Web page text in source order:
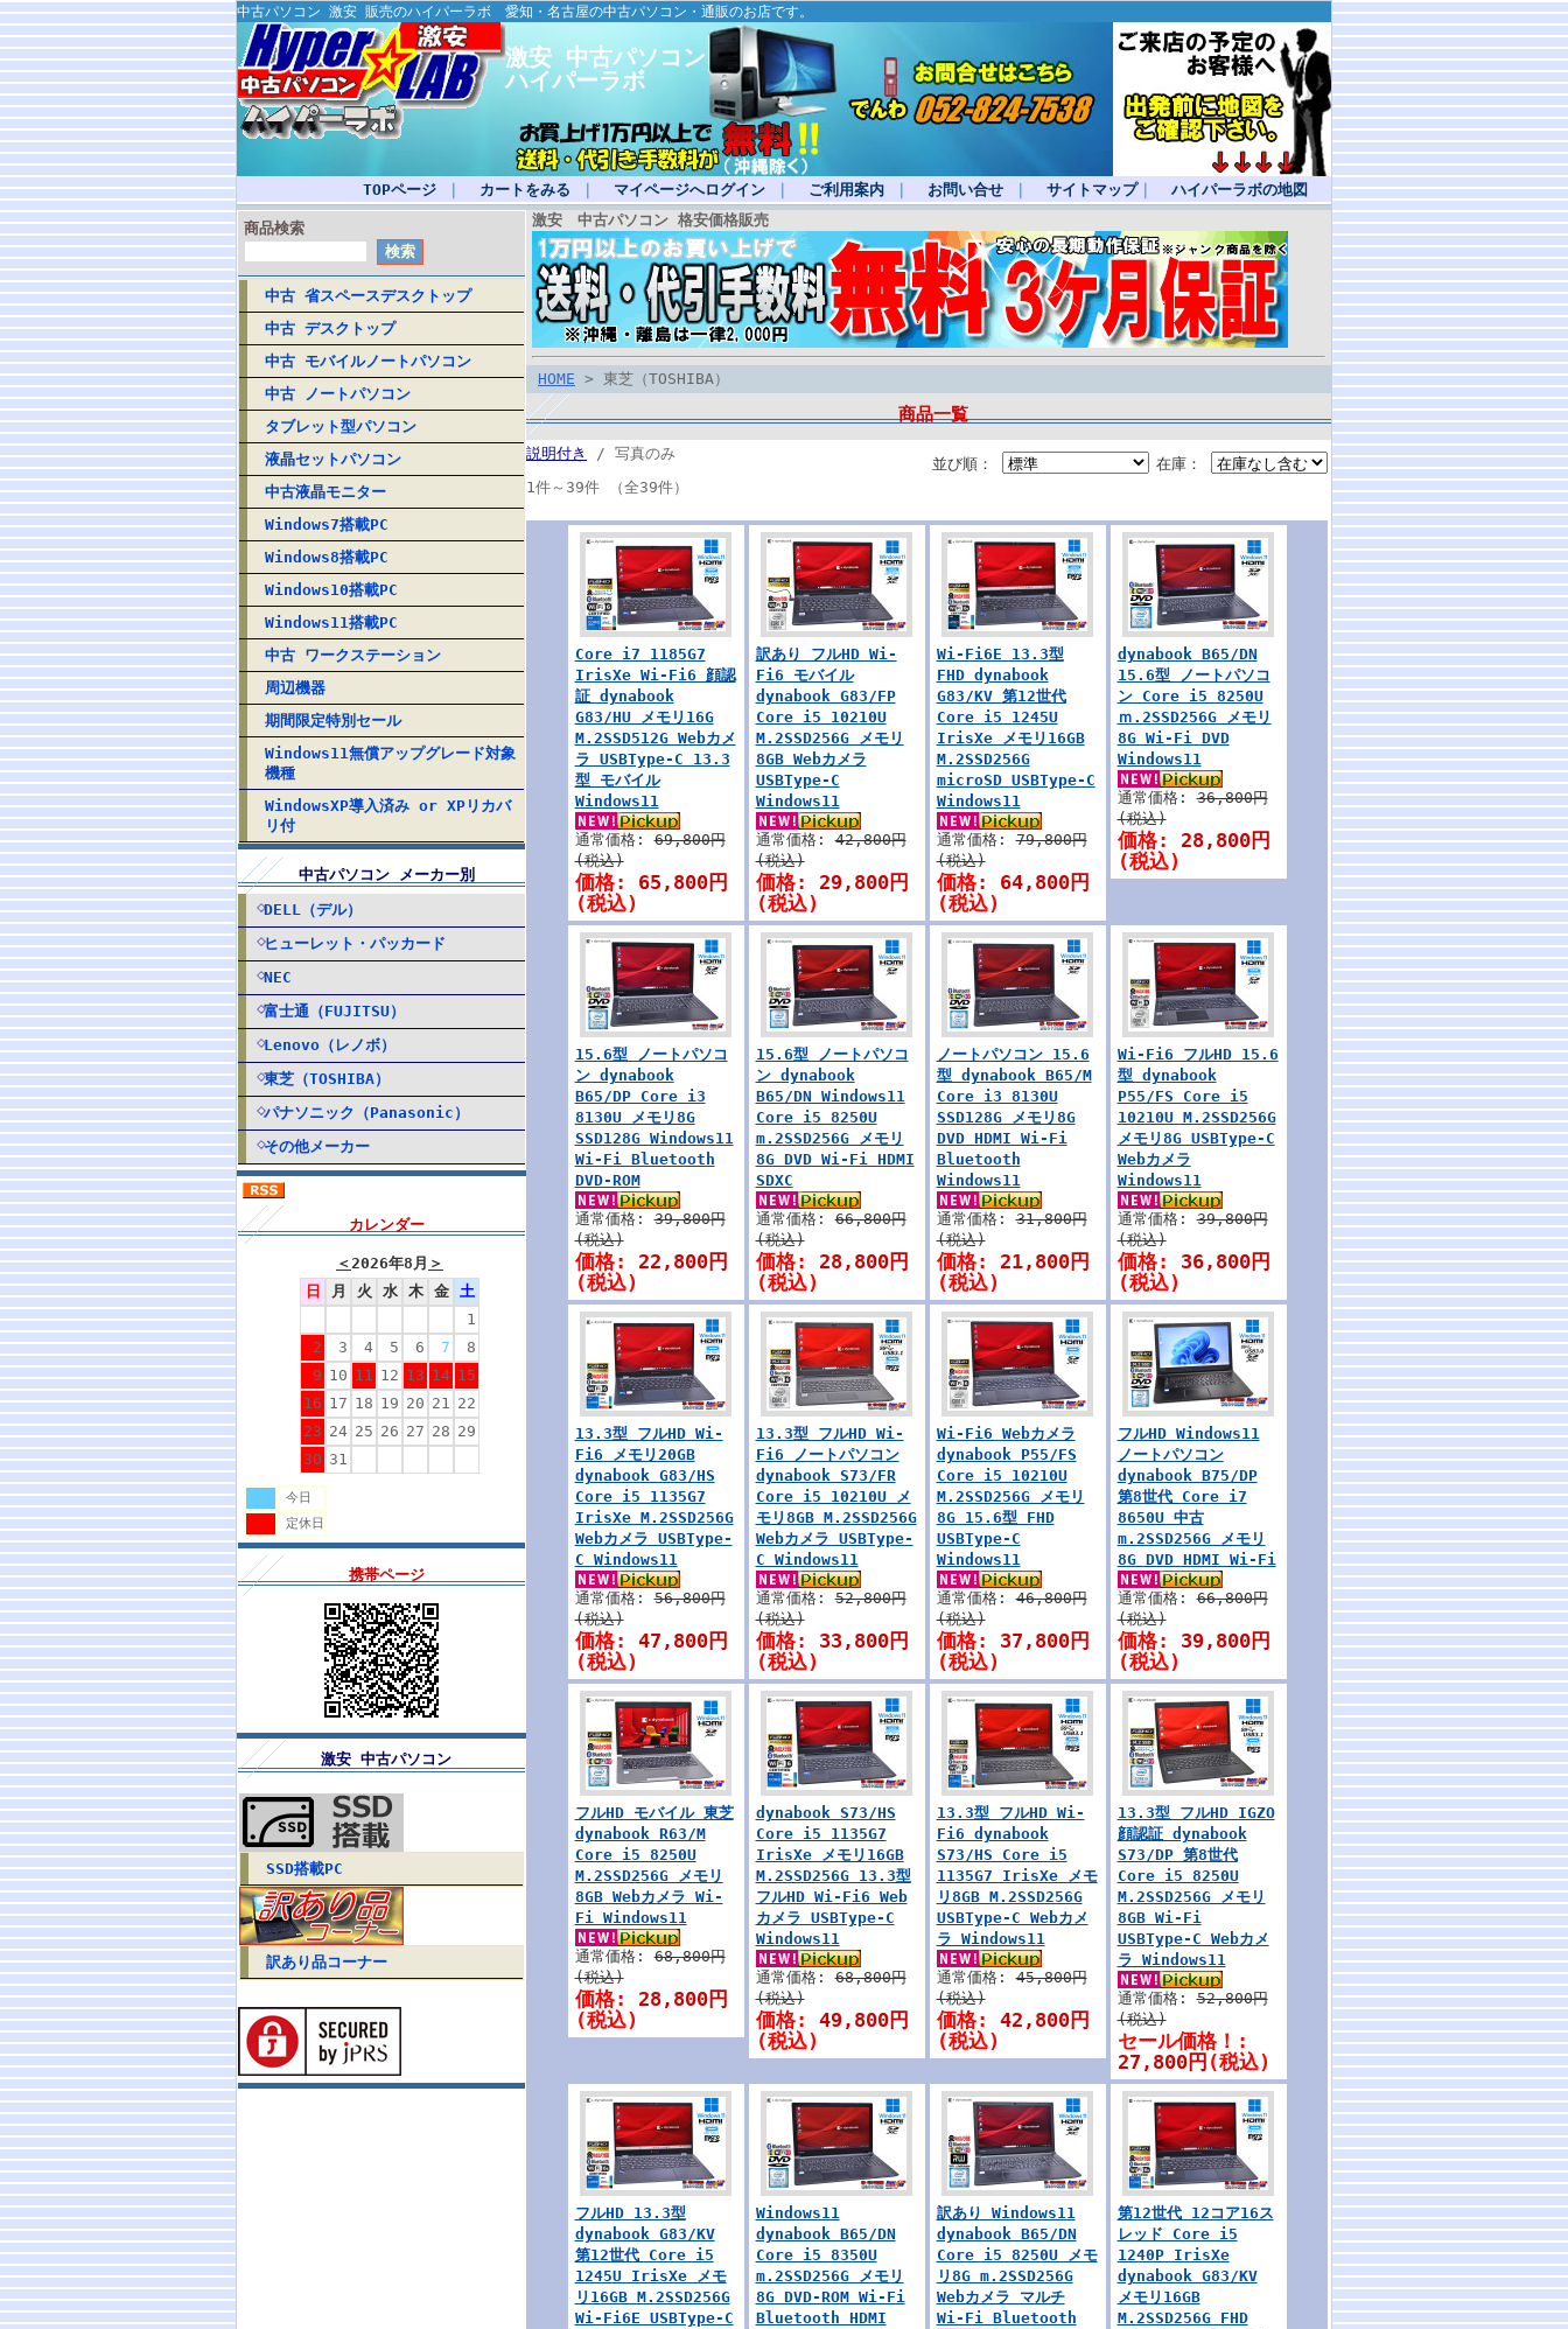
中古パソコン 激安 販売のハイパーラボ 愛知・名古屋の中古パソコン・通販のお店です。
激安 中古パソコン
ハイパーラボ
TOPページ カートをみる マイページへログイン ご利用案内 お問い合せ サイトマップ｜ ハイパーラボの地図
商品検索
中古 省スペースデスクトップ
中古 デスクトップ
中古 モバイルノートパソコン
中古 ノートパソコン
タブレット型パソコン
液晶セットパソコン
中古液晶モニター
Windows7搭載PC
Windows8搭載PC
Windows10搭載PC
Windows11搭載PC
中古 ワークステーション
周辺機器
期間限定特別セール
Windows11無償アップグレード対象
機種
WindowsXP導入済み or XPリカバ
リ付
中古パソコン メーカー別
DELL（デル）
ヒューレット・パッカード
NEC
富士通（FUJITSU）
Lenovo（レノボ）
東芝（TOSHIBA）
パナソニック（Panasonic）
その他メーカー
カレンダー
＜2026年8月 ＞
日
月 火 水 木 金
土
1
2
3 4 5 6 7
8
9 10 11 12 13 14 15
16 17 18 19 20 21 22
23 24 25 26 27 28 29
30 31
今日
定休日
携帯ページ
激安 中古パソコン
SSD搭載PC
訳あり品コーナー
激安 中古パソコン 格安価格販売
HOME > 東芝（TOSHIBA）
商品一覧
在庫：
並び順：
説明付き
/ 写真のみ
1件～39件 （全39件）
Core i7 1185G7
IrisXe Wi-Fi6 顔認
証 dynabook
G83/HU メモリ16G
M.2SSD512G Webカメ
ラ USBType-C 13.3
型 モバイル
Windows11
通常価格:69,800円
(税込)
価格: 65,800円
(税込)
訳あり フルHD Wi-
Fi6 モバイル
dynabook G83/FP
Core i5 10210U
M.2SSD256G メモリ
8GB Webカメラ
USBType-C
Windows11
通常価格:42,800円
(税込)
価格: 29,800円
(税込)
Wi-Fi6E 13.3型
FHD dynabook
G83/KV 第12世代
Core i5 1245U
IrisXe メモリ16GB
M.2SSD256G
microSD USBType-C
Windows11
通常価格:79,800円
(税込)
価格: 64,800円
(税込)
dynabook B65/DN
15.6型 ノートパソコ
ン Core i5 8250U
ｍ.2SSD256G メモリ
8G Wi-Fi DVD
Windows11
通常価格:36,800円
(税込)
価格: 28,800円
(税込)
15.6型 ノートパソコ
ン dynabook
B65/DP Core i3
8130U メモリ8G
SSD128G Windows11
Wi-Fi Bluetooth
DVD-ROM
通常価格:39,800円
(税込)
価格: 22,800円
(税込)
15.6型 ノートパソコ
ン dynabook
B65/DN Windows11
Core i5 8250U
m.2SSD256G メモリ
8G DVD Wi-Fi HDMI
SDXC
通常価格:66,800円
(税込)
価格: 28,800円
(税込)
ノートパソコン 15.6
型 dynabook B65/M
Core i3 8130U
SSD128G メモリ8G
DVD HDMI Wi-Fi
Bluetooth
Windows11
通常価格:31,800円
(税込)
価格: 21,800円
(税込)
Wi-Fi6 フルHD 15.6
型 dynabook
P55/FS Core i5
10210U M.2SSD256G
メモリ8G USBType-C
Webカメラ
Windows11
通常価格:39,800円
(税込)
価格: 36,800円
(税込)
13.3型 フルHD Wi-
Fi6 メモリ20GB
dynabook G83/HS
Core i5 1135G7
IrisXe M.2SSD256G
Webカメラ USBType-
C Windows11
通常価格:56,800円
(税込)
価格: 47,800円
(税込)
13.3型 フルHD Wi-
Fi6 ノートパソコン
dynabook S73/FR
Core i5 10210U メ
モリ8GB M.2SSD256G
Webカメラ USBType-
C Windows11
通常価格:52,800円
(税込)
価格: 33,800円
(税込)
Wi-Fi6 Webカメラ
dynabook P55/FS
Core i5 10210U
M.2SSD256G メモリ
8G 15.6型 FHD
USBType-C
Windows11
通常価格:46,800円
(税込)
価格: 37,800円
(税込)
フルHD Windows11
ノートパソコン
dynabook B75/DP
第8世代 Core i7
8650U 中古
m.2SSD256G メモリ
8G DVD HDMI Wi-Fi
通常価格:66,800円
(税込)
価格: 39,800円
(税込)
フルHD モバイル 東芝
dynabook R63/M
Core i5 8250U
M.2SSD256G メモリ
8GB Webカメラ Wi-
Fi Windows11
通常価格:68,800円
(税込)
価格: 28,800円
(税込)
dynabook S73/HS
Core i5 1135G7
IrisXe メモリ16GB
M.2SSD256G 13.3型
フルHD Wi-Fi6 Web
カメラ USBType-C
Windows11
通常価格:68,800円
(税込)
価格: 49,800円
(税込)
13.3型 フルHD Wi-
Fi6 dynabook
S73/HS Core i5
1135G7 IrisXe メモ
リ8GB M.2SSD256G
USBType-C Webカメ
ラ Windows11
通常価格:45,800円
(税込)
価格: 42,800円
(税込)
13.3型 フルHD IGZO
顔認証 dynabook
S73/DP 第8世代
Core i5 8250U
M.2SSD256G メモリ
8GB Wi-Fi
USBType-C Webカメ
ラ Windows11
通常価格:52,800円
(税込)
セール価格！:
27,800円 (税込)
フルHD 13.3型
dynabook G83/KV
第12世代 Core i5
1245U IrisXe メモ
リ16GB M.2SSD256G
Wi-Fi6E USBType-C
Windows11
dynabook B65/DN
Core i5 8350U
m.2SSD256G メモリ
8G DVD-ROM Wi-Fi
Bluetooth HDMI
訳あり Windows11
dynabook B65/DN
Core i5 8250U メモ
リ8G m.2SSD256G
Webカメラ マルチ
Wi-Fi Bluetooth
第12世代 12コア16ス
レッド Core i5
1240P IrisXe
dynabook G83/KV
メモリ16GB
M.2SSD256G FHD